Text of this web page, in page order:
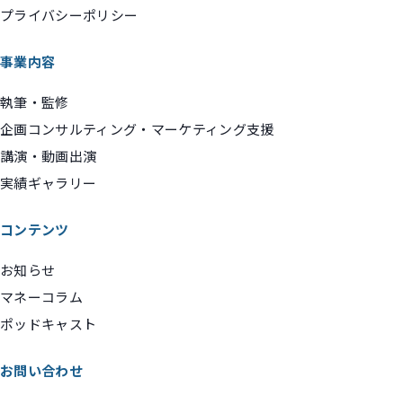
プライバシーポリシー
事業内容
執筆・監修
企画コンサルティング・マーケティング支援
講演・動画出演
実績ギャラリー
コンテンツ
お知らせ
マネーコラム
ポッドキャスト
お問い合わせ